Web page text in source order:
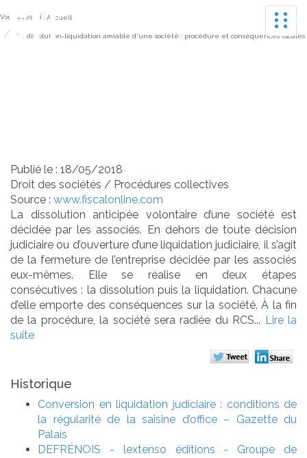
Vous êtes ici :Accueil
La dissolution-liquidation amiable d'une société : procédure et conséquences fiscales
Publié le : 18/05/2018
Droit des sociétés / Procédures collectives
Source : www.fiscalonline.com
La dissolution anticipée volontaire d’une société est
décidée par les associés. En dehors de toute décision
judiciaire ou d’ouverture d’une liquidation judiciaire, il s’agit
de la fermeture de l’entreprise décidée par les associés
eux-mêmes. Elle se réalise en deux étapes
consécutives : la dissolution puis la liquidation. Chacune
d’elle emporte des conséquences sur la société. À la fin
de la procédure, la société sera radiée du RCS... Lire la
suite
Historique
Conversion en liquidation judiciaire : conditions de
la régularité de la saisine d’office – Gazette du
Palais
DEFRÉNOIS - lextenso éditions - Groupe de